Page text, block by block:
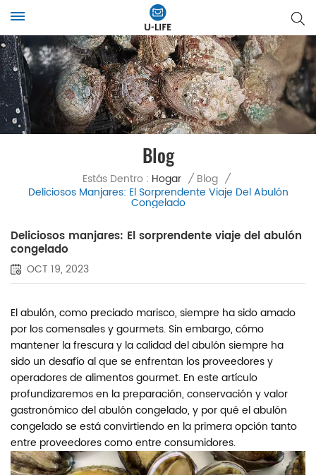
Blog
Estás Dentro : Hogar / Blog /
Deliciosos Manjares: El Sorprendente Viaje Del Abulón
Congelado
Deliciosos manjares: El sorprendente viaje del abulón
congelado
OCT 19, 2023
El abulón, como preciado marisco, siempre ha sido amado
por los comensales y gourmets. Sin embargo, cómo
mantener la frescura y la calidad del abulón siempre ha
sido un desafío al que se enfrentan los proveedores y
operadores de alimentos gourmet. En este artículo
profundizaremos en la preparación, conservación y valor
gastronómico del abulón congelado, y por qué el abulón
congelado se está convirtiendo en la primera opción tanto
entre proveedores como entre consumidores.